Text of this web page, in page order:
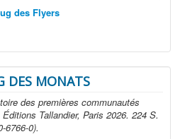
des Flyers
DES MONATS
des premières communautés
Tallandier, Paris 2026. 224 S.
6766-0).